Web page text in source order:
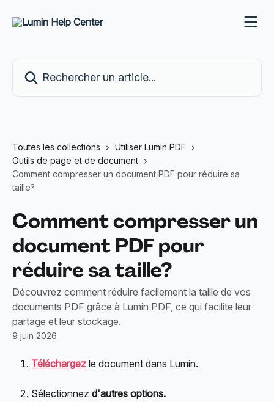
Toutes les collections
Utiliser Lumin PDF
Outils de page et de document
Comment compresser un document PDF pour réduire sa
taille?
Comment compresser un
document PDF pour
réduire sa taille?
Découvrez comment réduire facilement la taille de vos
documents PDF grâce à Lumin PDF, ce qui facilite leur
partage et leur stockage.
9 juin 2026
Téléchargez le document dans Lumin.
Sélectionnez d'autres options.